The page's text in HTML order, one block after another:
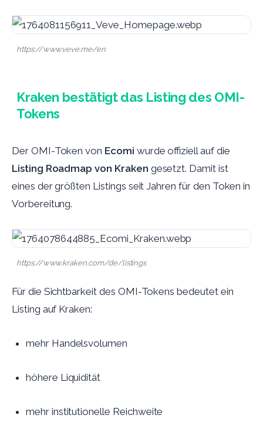
https://www.veve.me/en
Kraken bestätigt das Listing des OMI-
Tokens
Der OMI-Token von Ecomi wurde offiziell auf die
Listing Roadmap von Kraken gesetzt. Damit ist
eines der größten Listings seit Jahren für den Token in
Vorbereitung.
https://www.kraken.com/de/listings
Für die Sichtbarkeit des OMI-Tokens bedeutet ein
Listing auf Kraken:
mehr Handelsvolumen
höhere Liquidität
mehr institutionelle Reichweite